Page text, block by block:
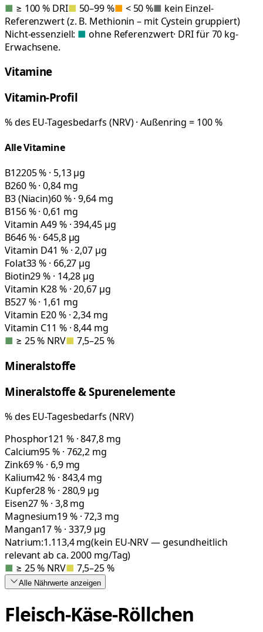
■ ≥ 100 % DRI■ 50–99 %■ < 50 %■ kein Einzel-
Referenzwert (z. B. Methionin – mit Cystein gruppiert)
Nicht-essenziell: ■ ohne Referenzwert· DRI für 70 kg-
Erwachsene.
Vitamine
Vitamin-Profil
% des EU-Tagesbedarfs (NRV) · Außenring = 100 %
Alle Vitamine
B12205 % · 5,13 µg
B260 % · 0,84 mg
B3 (Niacin)60 % · 9,64 mg
B156 % · 0,61 mg
Vitamin A49 % · 394,45 µg
B646 % · 645,8 µg
Vitamin D41 % · 2,07 µg
Folat33 % · 66,27 µg
Biotin29 % · 14,28 µg
Vitamin K28 % · 20,67 µg
B527 % · 1,61 mg
Vitamin E20 % · 2,34 mg
Vitamin C11 % · 8,44 mg
■ ≥ 25 % NRV■ 7,5–25 %
Mineralstoffe
Mineralstoffe & Spurenelemente
% des EU-Tagesbedarfs (NRV)
Phosphor121 % · 847,8 mg
Calcium95 % · 762,2 mg
Zink69 % · 6,9 mg
Kalium42 % · 843,4 mg
Kupfer28 % · 280,9 µg
Eisen27 % · 3,8 mg
Magnesium19 % · 72,3 mg
Mangan17 % · 337,9 µg
Natrium:1.113,4mg(kein EU-NRV — gesundheitlich
relevant ab ca. 2000 mg/Tag)
■ ≥ 25 % NRV■ 7,5–25 %
Alle Nährwerte anzeigen
Fleisch-Käse-Röllchen